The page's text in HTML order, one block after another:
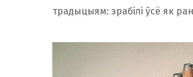
традыцыям: зрабілі ўсё як